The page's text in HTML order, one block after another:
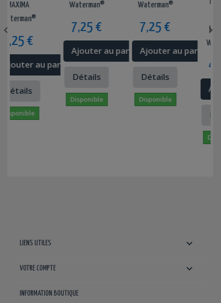
€
au panier
Waterman®
7,25 €
Ajouter au panier
Détails
Disponible
Waterman®
7,25 €
Ajouter au panier
Détails
Disponible
Boite
 
LIENS UTILES 
VOTRE COMPTE 
INFORMATION BOUTIQUE